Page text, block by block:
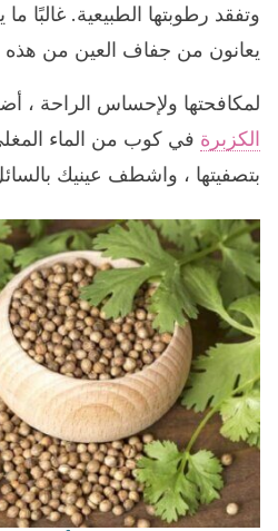
وتفقد رطوبتها الطبيعية. غالبًا
يعانون من جفاف العين من هذه
لمكافحتها ولإحساس الراحة ،
الكزبرة في كوب من الماء
بتصفيتها ، واشطف عينيك